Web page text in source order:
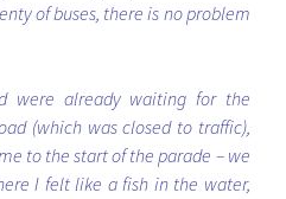
of buses, there is no problem
were already waiting for the
(which was closed to traffic),
to the start of the parade – we
I felt like a fish in the water,